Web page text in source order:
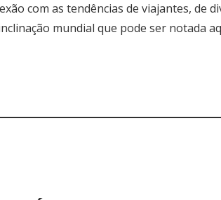
com as tendências de viajantes, de
mundial que pode ser notada